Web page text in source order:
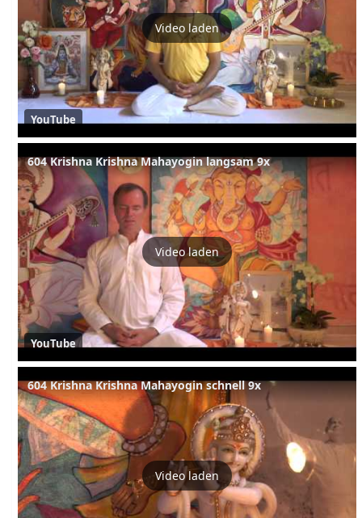
Video laden
YouTube
604 Krishna Krishna Mahayogin langsam 9x
Video laden
YouTube
604 Krishna Krishna Mahayogin schnell 9x
Video laden